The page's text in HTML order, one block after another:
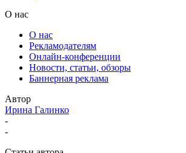
О нас
О нас
Рекламодателям
Онлайн-конференции
Новости, статьи, обзоры
Баннерная реклама
Автор
Ирина Галинко
-
-